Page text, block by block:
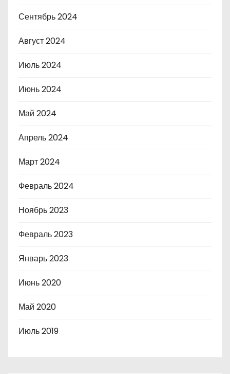
Сентябрь 2024
Август 2024
Июль 2024
Июнь 2024
Май 2024
Апрель 2024
Март 2024
Февраль 2024
Ноябрь 2023
Февраль 2023
Январь 2023
Июнь 2020
Май 2020
Июль 2019